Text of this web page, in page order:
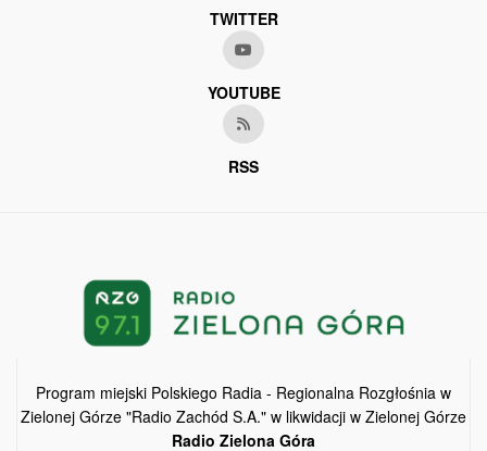
TWITTER
YOUTUBE
RSS
Program miejski Polskiego Radia - Regionalna Rozgłośnia w
Zielonej Górze "Radio Zachód S.A." w likwidacji w Zielonej Górze
Radio Zielona Góra